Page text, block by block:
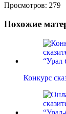
Просмотров: 279
Похожие
Конкурс